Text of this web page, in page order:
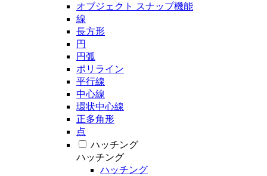
オブジェクト スナップ機能
線
長方形
円
円弧
ポリライン
平行線
中心線
環状中心線
正多角形
点
ハッチング
ハッチング
ハッチング